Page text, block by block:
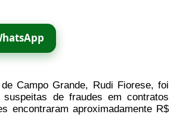
Campo Grande, Rudi Fiorese, foi
de fraudes em contratos
encontraram aproximadamente R$